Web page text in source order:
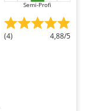
Semi-Profi
(4) 4,88/5